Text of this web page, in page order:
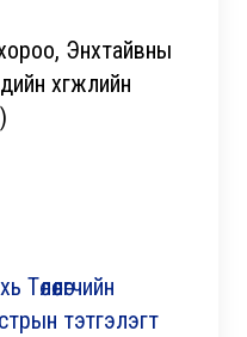
Энхтайвны
хөгжлийн
тэтгэлэгт